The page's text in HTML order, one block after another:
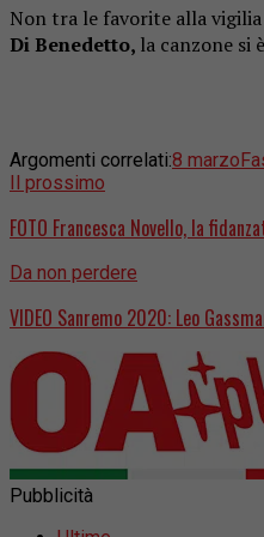
Non tra le favorite alla
Di Benedetto, la canzone si
Argomenti correlati:8 marzo
Il prossimo
FOTO Francesca Novello, la
Da non perdere
VIDEO Sanremo 2020: Leo
Pubblicità